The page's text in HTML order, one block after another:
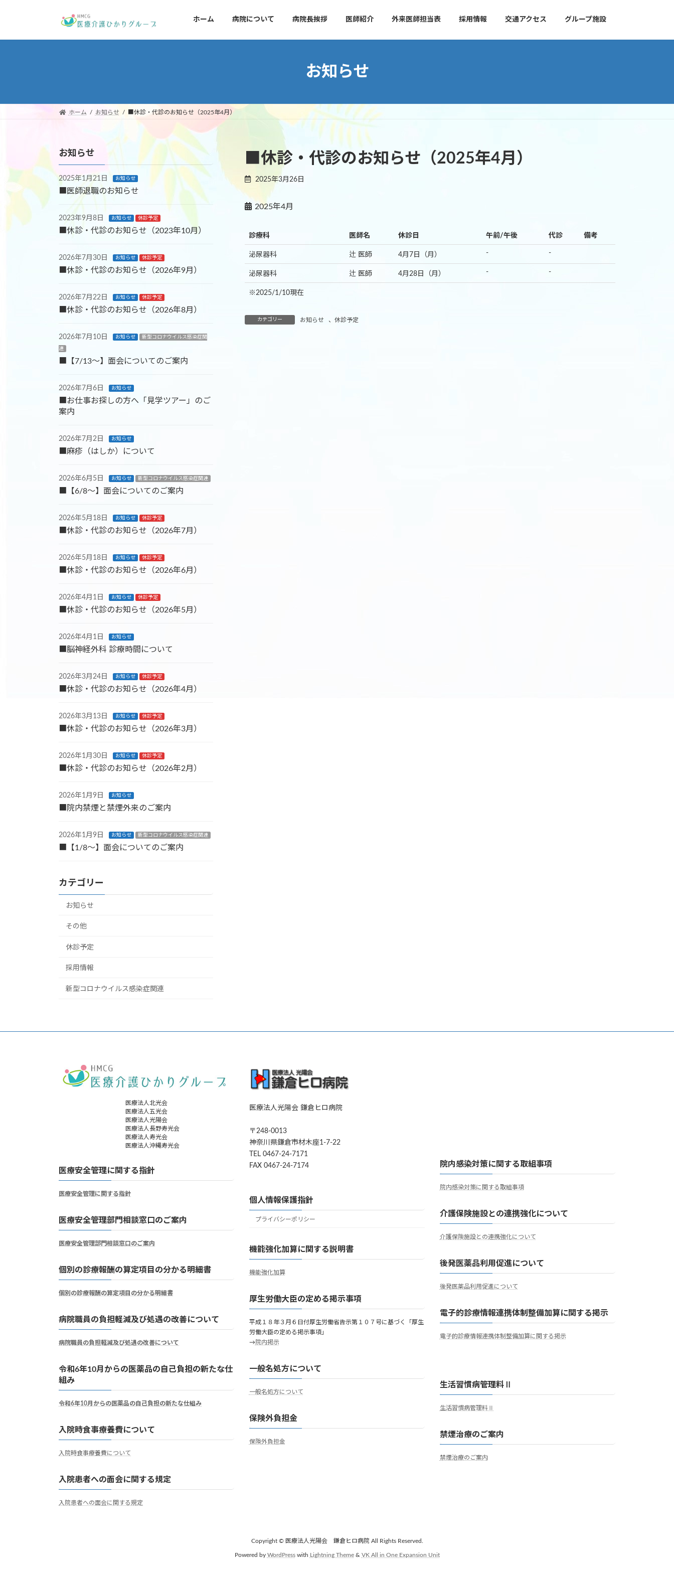
ッ
移
ホーム 病院について 病院長挨拶 医師紹介 外来医師担当表 採用情報 交通アクセス グループ施設
お知らせ
ホーム お知らせ ■休診・代診のお知らせ（2025年4月）
■休診・代診のお知らせ（2025年4月）
2025年3月26日
2025年4月
診療科 医師名 休診日 午前/午後 代診 備考
泌尿器科 辻 医師 4月7日（月） - -
泌尿器科 辻 医師 4月28日（月） - -
※2025/1/10現在
カテゴリー お知らせ 、休診予定
お知らせ
2025年1月21日 お知らせ
■医師退職のお知らせ
2023年9月8日 お知らせ 休診予定
■休診・代診のお知らせ（2023年10月）
2026年7月30日 お知らせ 休診予定
■休診・代診のお知らせ（2026年9月）
2026年7月22日 お知らせ 休診予定
■休診・代診のお知らせ（2026年8月）
2026年7月10日 お知らせ 新型コロナウイルス感染症関
連
■【7/13～】面会についてのご案内
2026年7月6日 お知らせ
■お仕事お探しの方へ「見学ツアー」のご
案内
2026年7月2日 お知らせ
■麻疹（はしか）について
2026年6月5日 お知らせ 新型コロナウイルス感染症関連
■【6/8～】面会についてのご案内
2026年5月18日 お知らせ 休診予定
■休診・代診のお知らせ（2026年7月）
2026年5月18日 お知らせ 休診予定
■休診・代診のお知らせ（2026年6月）
2026年4月1日 お知らせ 休診予定
■休診・代診のお知らせ（2026年5月）
2026年4月1日 お知らせ
■脳神経外科 診療時間について
2026年3月24日 お知らせ 休診予定
■休診・代診のお知らせ（2026年4月）
2026年3月13日 お知らせ 休診予定
■休診・代診のお知らせ（2026年3月）
2026年1月30日 お知らせ 休診予定
■休診・代診のお知らせ（2026年2月）
2026年1月9日 お知らせ
■院内禁煙と禁煙外来のご案内
2026年1月9日 お知らせ 新型コロナウイルス感染症関連
■【1/8～】面会についてのご案内
カテゴリー
お知らせ
その他
休診予定
採用情報
新型コロナウイルス感染症関連
医療法人北光会
医療法人五光会
医療法人光陽会
医療法人長野寿光会
医療法人寿光会
医療法人沖縄寿光会
医療安全管理に関する指針
医療安全管理に関する指針
医療安全管理部門相談窓口のご案内
医療安全管理部門相談窓口のご案内
個別の診療報酬の算定項目の分かる明細書
個別の診療報酬の算定項目の分かる明細書
病院職員の負担軽減及び処遇の改善について
病院職員の負担軽減及び処遇の改善について
令和6年10月からの医薬品の自己負担の新たな仕
組み
令和6年10月からの医薬品の自己負担の新たな仕組み
入院時食事療養費について
入院時食事療養費について
入院患者への面会に関する規定
入院患者への面会に関する規定
医療法人光陽会 鎌倉ヒロ病院
〒248-0013
神奈川県鎌倉市材木座1-7-22
TEL 0467-24-7171
FAX 0467-24-7174
個人情報保護指針
プライバシーポリシー
機能強化加算に関する説明書
機能強化加算
厚生労働大臣の定める掲示事項
平成１８年３月６日付厚生労働省告示第１０７号に基づく「厚生
労働大臣の定める掲示事項」
→ 院内掲示
一般名処方について
一般名処方について
保険外負担金
保険外負担金
院内感染対策に関する取組事項
院内感染対策に関する取組事項
介護保険施設との連携強化について
介護保険施設との連携強化について
後発医薬品利用促進について
後発医薬品利用促進について
電子的診療情報連携体制整備加算に関する掲示
電子的診療情報連携体制整備加算に関する掲示
生活習慣病管理料Ⅱ
生活習慣病管理料Ⅱ
禁煙治療のご案内
禁煙治療のご案内
Copyright © 医療法人光陽会 鎌倉ヒロ病院 All Rights Reserved.
Powered by WordPresswith Lightning Theme& VK All in One Expansion Unit